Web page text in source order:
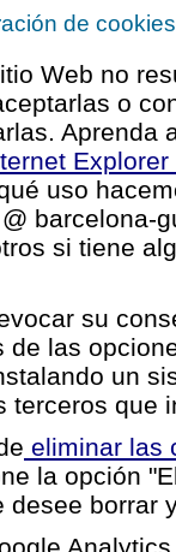
de
Web no
o
Aprenda
Explorer
uso
barcelona-
si tiene
su
de las
un
terceros que
eliminar las
la opción
desee borrar